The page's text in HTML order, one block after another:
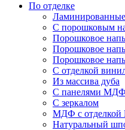
По отделке
Ламинированные
С порошковым
Порошковое
Порошковое
Порошковое
С отделкой
Из массива дуба
С панелями МДФ
С зеркалом
МДФ с
Натуральный